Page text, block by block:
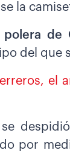
la
polera de
del que
el
por